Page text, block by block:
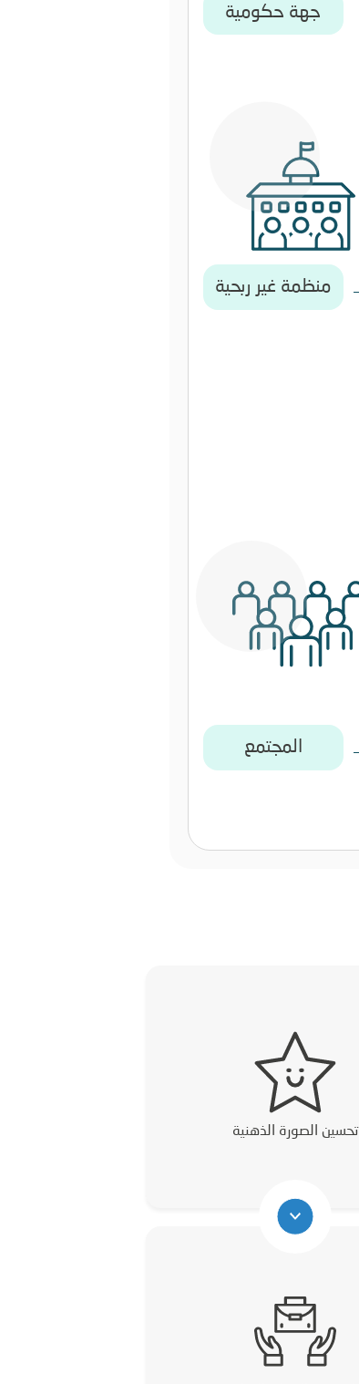
منظمة غير ربحية
المجتمع
جهة حكومية
تحسين الصورة الذهنية